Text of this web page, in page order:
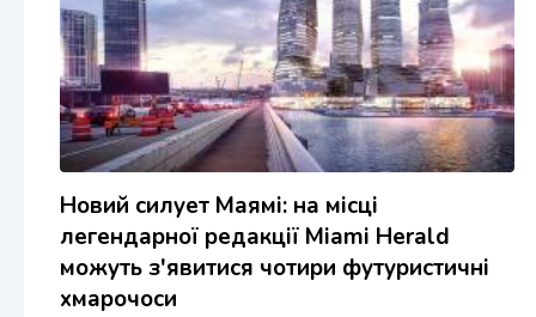
Новий силует Маямі: на місці
легендарної редакції Miami Herald
можуть з'явитися чотири футуристичні
хмарочоси